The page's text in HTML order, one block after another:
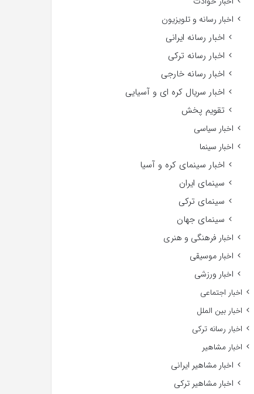
اخبار رسانه و تلویزیون
اخبار رسانه ایرانی
اخبار رسانه ترکی
اخبار رسانه خارجی
اخبار سریال کره ای و آسیایی
تقویم پخش
اخبار سیاسی
اخبار سینما
اخبار سینمای کره و آسیا
سینمای ایران
سینمای ترکی
سینمای جهان
اخبار فرهنگی و هنری
اخبار موسیقی
اخبار ورزشی
اخبار اجتماعی
اخبار بین الملل
اخبار رسانه ترکی
اخبار مشاهیر
اخبار مشاهیر ایرانی
اخبار مشاهیر ترکی